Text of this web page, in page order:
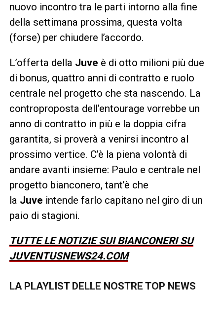
nuovo incontro tra le parti intorno alla fine
della settimana prossima, questa volta
(forse) per chiudere l’accordo.
L’offerta della Juve è di otto milioni più due
di bonus, quattro anni di contratto e ruolo
centrale nel progetto che sta nascendo. La
controproposta dell’entourage vorrebbe un
anno di contratto in più e la doppia cifra
garantita, si proverà a venirsi incontro al
prossimo vertice. C’è la piena volontà di
andare avanti insieme: Paulo e centrale nel
progetto bianconero, tant’è che
la Juve intende farlo capitano nel giro di un
paio di stagioni.
TUTTE LE NOTIZIE SUI BIANCONERI SU
JUVENTUSNEWS24.COM
LA PLAYLIST DELLE NOSTRE TOP NEWS